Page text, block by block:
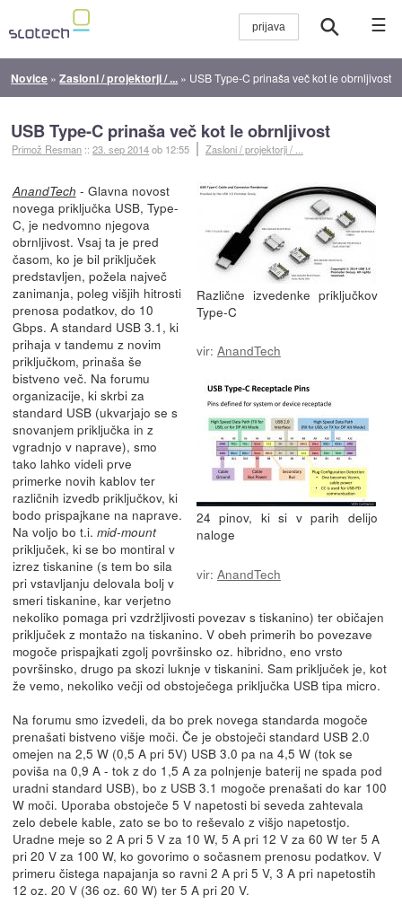
☰
Novice »Zasloni / projektorji / ... » USB Type-C prinaša več kot le obrnljivost
USB Type-C prinaša več kot le obrnljivost
Primož Resman ::23. sep 2014ob 12:55 Zasloni / projektorji / ...
Različne izvedenke priključkov
Type-C
vir: AnandTech
24 pinov, ki si v parih delijo
naloge
vir: AnandTech
AnandTech - Glavna novost
novega priključka USB, Type-
C, je nedvomno njegova
obrnljivost. Vsaj ta je pred
časom, ko je bil priključek
predstavljen, požela največ
zanimanja, poleg višjih hitrosti
prenosa podatkov, do 10
Gbps. A standard USB 3.1, ki
prihaja v tandemu z novim
priključkom, prinaša še
bistveno več. Na forumu
organizacije, ki skrbi za
standard USB (ukvarjajo se s
snovanjem priključka in z
vgradnjo v naprave), smo
tako lahko videli prve
primerke novih kablov ter
različnih izvedb priključkov, ki
bodo prispajkane na naprave.
Na voljo bo t.i. mid-mount
priključek, ki se bo montiral v
izrez tiskanine (s tem bo sila
pri vstavljanju delovala bolj v
smeri tiskanine, kar verjetno
nekoliko pomaga pri vzdržljivosti povezav s tiskanino) ter običajen
priključek z montažo na tiskanino. V obeh primerih bo povezave
mogoče prispajkati zgolj površinsko oz. hibridno, eno vrsto
površinsko, drugo pa skozi luknje v tiskanini. Sam priključek je, kot
že vemo, nekoliko večji od obstoječega priključka USB tipa micro.
Na forumu smo izvedeli, da bo prek novega standarda mogoče
prenašati bistveno višje moči. Če je obstoječi standard USB 2.0
omejen na 2,5 W (0,5 A pri 5V) USB 3.0 pa na 4,5 W (tok se
poviša na 0,9 A - tok z do 1,5 A za polnjenje baterij ne spada pod
uradni standard USB), bo z USB 3.1 mogoče prenašati do kar 100
W moči. Uporaba obstoječe 5 V napetosti bi seveda zahtevala
zelo debele kable, zato se bo to reševalo z višjo napetostjo.
Uradne meje so 2 A pri 5 V za 10 W, 5 A pri 12 V za 60 W ter 5 A
pri 20 V za 100 W, ko govorimo o sočasnem prenosu podatkov. V
primeru čistega napajanja so ravni 2 A pri 5 V, 3 A pri napetostih
12 oz. 20 V (36 oz. 60 W) ter 5 A pri 20 V.